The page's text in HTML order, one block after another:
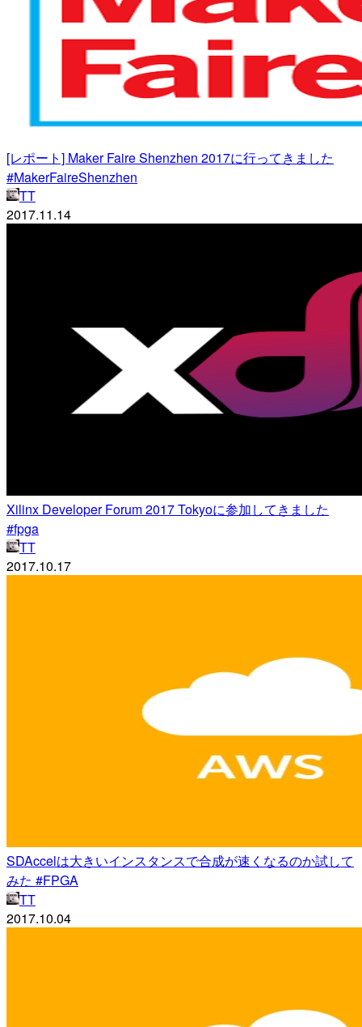
[レポート] Maker Faire Shenzhen 2017に行ってきました
#MakerFaireShenzhen
TT
2017.11.14
Xilinx Developer Forum 2017 Tokyoに参加してきました
#fpga
TT
2017.10.17
SDAccelは大きいインスタンスで合成が速くなるのか試して
みた #FPGA
TT
2017.10.04